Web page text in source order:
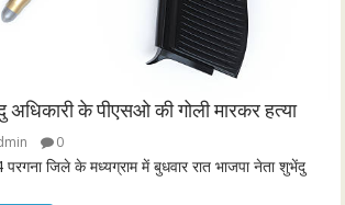
अधिकारी के पीएसओ की गोली मारकर हत्या
0
जिले के मध्यग्राम में बुधवार रात भाजपा नेता शुभेंदु